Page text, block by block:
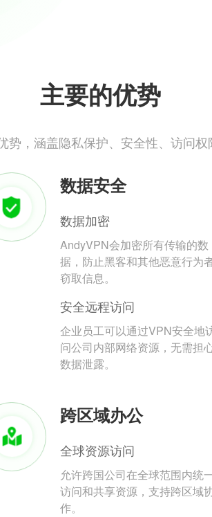
主要的优势
势，涵盖隐私保护、安全性、访问
数据安全
数据加密
AndyVPN会加密所有传输的数
据，防止黑客和其他恶意行为
窃取信息。
安全远程访问
企业员工可以通过VPN安全地
问公司内部网络资源，无需担
数据泄露。
跨区域办公
全球资源访问
允许跨国公司在全球范围内统
访问和共享资源，支持跨区域
作。